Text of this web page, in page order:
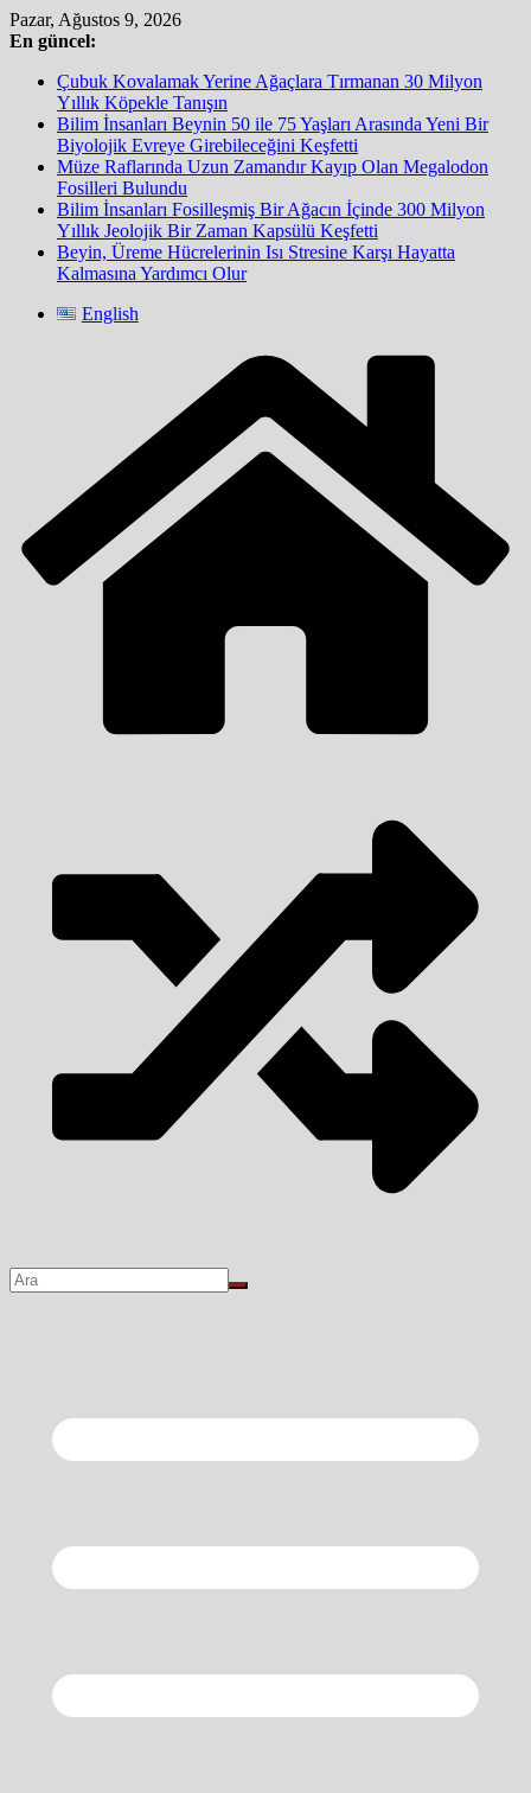
Skip
to
Pazar, Ağustos 9, 2026
En güncel:
Çubuk Kovalamak Yerine Ağaçlara Tırmanan 30 Milyon
Yıllık Köpekle Tanışın
Bilim İnsanları Beynin 50 ile 75 Yaşları Arasında Yeni Bir
Biyolojik Evreye Girebileceğini Keşfetti
Müze Raflarında Uzun Zamandır Kayıp Olan Megalodon
Fosilleri Bulundu
Bilim İnsanları Fosilleşmiş Bir Ağacın İçinde 300 Milyon
Yıllık Jeolojik Bir Zaman Kapsülü Keşfetti
Beyin, Üreme Hücrelerinin Isı Stresine Karşı Hayatta
Kalmasına Yardımcı Olur
English